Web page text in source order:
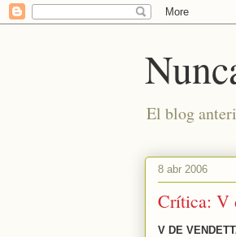
El blog
8 abr 2006
Crítica: V
V DE